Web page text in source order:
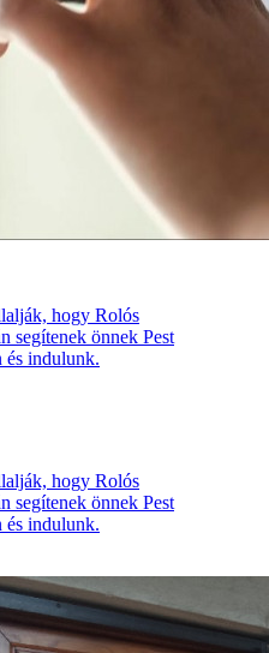
hogy Rolós
segítenek önnek Pest
és indulunk.
hogy Rolós
segítenek önnek Pest
és indulunk.